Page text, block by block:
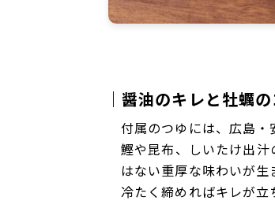
｜醤油のキレと牡蠣
付属のつゆには、広島・
鰹や昆布、しいたけ出
はない重厚な味わいが生
冷たく締めればキレが立